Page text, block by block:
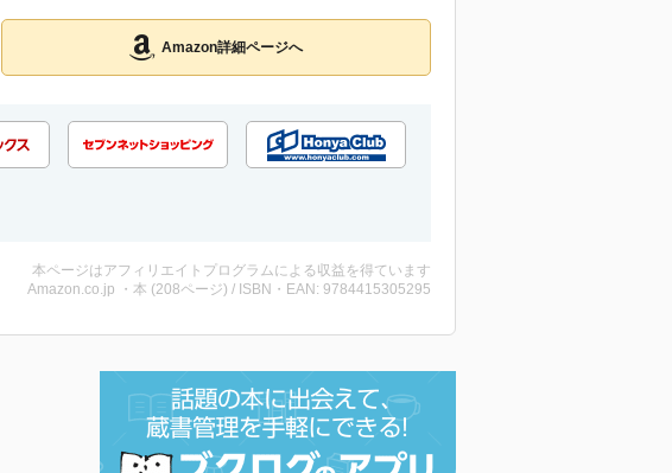
Amazon詳細ページへ
本ページはアフィリエイトプログラムによる収益を得ています
Amazon.co.jp ・本 (208ページ) / ISBN・EAN: 9784415305295